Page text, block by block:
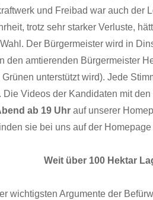
und Freibad war auch der
trotz sehr starker Verluste,
Der Bürgermeister wird in
den amtierenden Bürgermeister
unterstützt wird). Jede
Die Videos der Kandidaten mit
ab 19 Uhr auf unserer
sie bei uns auf der
Weit über 100 Hektar
wichtigsten Argumente der